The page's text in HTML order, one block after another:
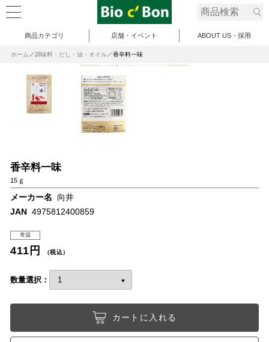
商品カテゴリ 店舗・イベント ABOUT US・採用
ホーム 調味料・だし・油・オイル 香辛料一味
香辛料一味
15ｇ
メーカー名
向井
JAN 4975812400859
常温
411円 （税込）
数量選択：
カートに入れる